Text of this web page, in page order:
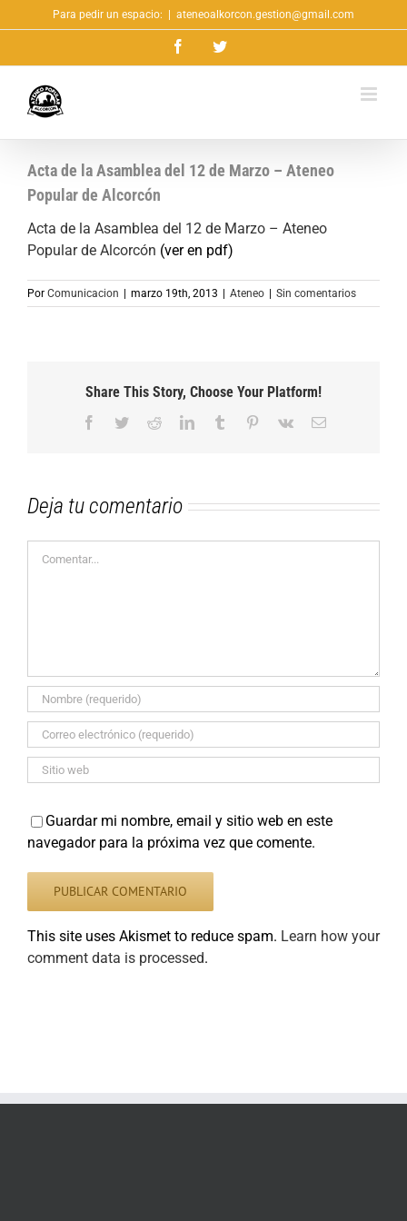
al
Para pedir un espacio: ateneoalkorcon.gestion@gmail.com
FacebookTwitter
Acta de la Asamblea del 12 de Marzo – Ateneo
Popular de Alcorcón
Acta de la Asamblea del 12 de Marzo – Ateneo
Popular de Alcorcón (ver en pdf)
Por Comunicacion marzo 19th, 2013 Ateneo Sin comentarios
Share This Story, Choose Your Platform!
Facebook
TwitterRedditLinkedInTumblr Pinterest
Vk
Correo
Deja tu comentario
Guardar mi nombre, email y sitio web en este
navegador para la próxima vez que comente.
This site uses Akismet to reduce spam. Learn how your
comment data is processed.